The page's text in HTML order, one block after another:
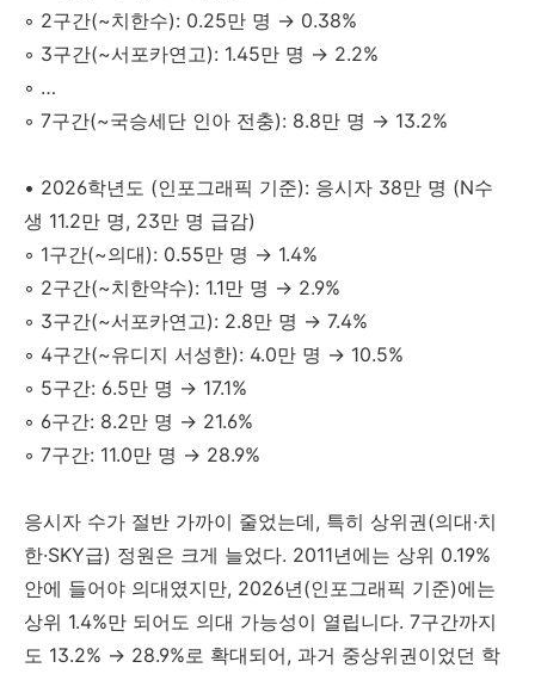
◦ 2구간(~치한수): 0.25만 명 → 0.38%
◦ 3구간(~서포카연고): 1.45만 명 → 2.2%
◦ …
◦ 7구간(~국승세단 인아 전충): 8.8만 명 → 13.2%
• 2026학년도 (인포그래픽 기준): 응시자 38만 명 (N수
생 11.2만 명, 23만 명 급감)
◦ 1구간(~의대): 0.55만 명 → 1.4%
◦ 2구간(~치한약수): 1.1만 명 → 2.9%
◦ 3구간(~서포카연고): 2.8만 명 → 7.4%
◦ 4구간(~유디지 서성한): 4.0만 명 → 10.5%
◦ 5구간: 6.5만 명 → 17.1%
◦ 6구간: 8.2만 명 → 21.6%
◦ 7구간: 11.0만 명 → 28.9%
응시자 수가 절반 가까이 줄었는데, 특히 상위권(의대·치
한·SKY급) 정원은 크게 늘었다. 2011년에는 상위 0.19%
안에 들어야 의대였지만, 2026년(인포그래픽 기준)에는
상위 1.4%만 되어도 의대 가능성이 열립니다. 7구간까지
도 13.2% → 28.9%로 확대되어, 과거 중상위권이었던 학